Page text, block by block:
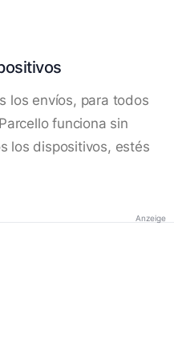
los envíos, para todos
funciona sin
los dispositivos, estés
Anzeige